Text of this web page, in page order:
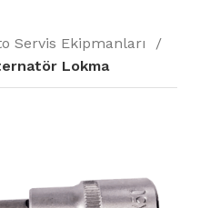
Servis Ekipmanları
Lokma